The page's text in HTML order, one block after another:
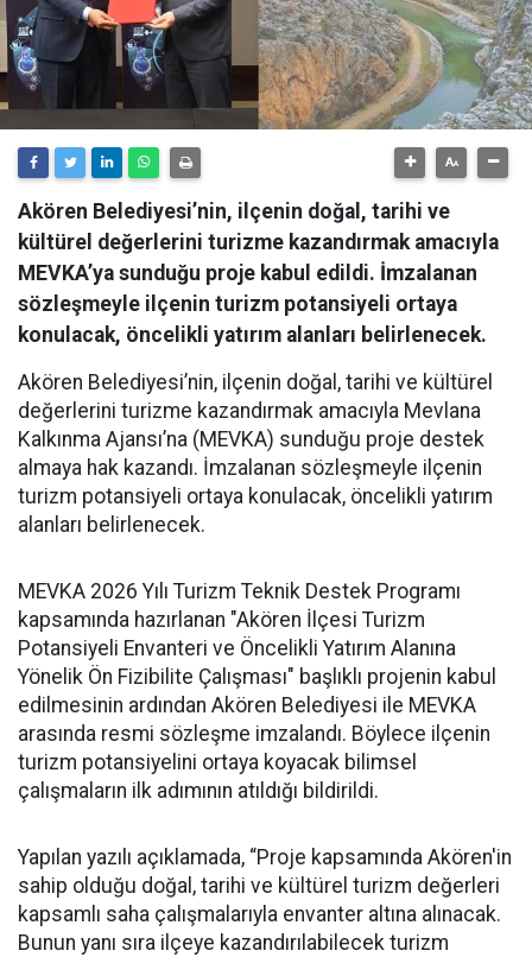
Akören Belediyesi’nin, ilçenin doğal, tarihi ve
kültürel değerlerini turizme kazandırmak amacıyla
MEVKA’ya sunduğu proje kabul edildi. İmzalanan
sözleşmeyle ilçenin turizm potansiyeli ortaya
konulacak, öncelikli yatırım alanları belirlenecek.
Akören Belediyesi’nin, ilçenin doğal, tarihi ve kültürel
değerlerini turizme kazandırmak amacıyla Mevlana
Kalkınma Ajansı’na (MEVKA) sunduğu proje destek
almaya hak kazandı. İmzalanan sözleşmeyle ilçenin
turizm potansiyeli ortaya konulacak, öncelikli yatırım
alanları belirlenecek.
MEVKA 2026 Yılı Turizm Teknik Destek Programı
kapsamında hazırlanan "Akören İlçesi Turizm
Potansiyeli Envanteri ve Öncelikli Yatırım Alanına
Yönelik Ön Fizibilite Çalışması" başlıklı projenin kabul
edilmesinin ardından Akören Belediyesi ile MEVKA
arasında resmi sözleşme imzalandı. Böylece ilçenin
turizm potansiyelini ortaya koyacak bilimsel
çalışmaların ilk adımının atıldığı bildirildi.
Yapılan yazılı açıklamada, “Proje kapsamında Akören'in
sahip olduğu doğal, tarihi ve kültürel turizm değerleri
kapsamlı saha çalışmalarıyla envanter altına alınacak.
Bunun yanı sıra ilçeye kazandırılabilecek turizm